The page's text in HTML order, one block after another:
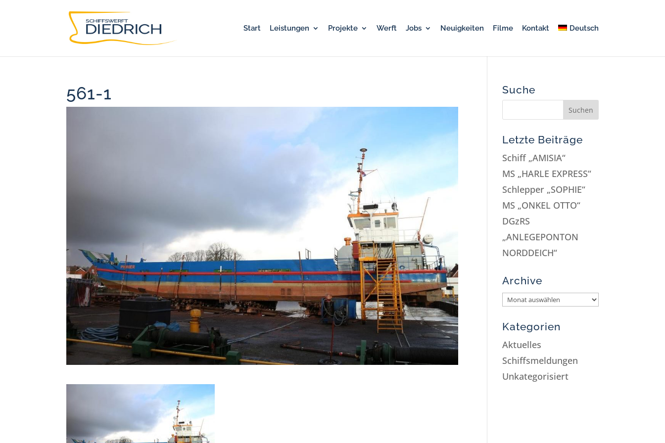
Start Leistungen Projekte Werft Jobs Neuigkeiten Filme Kontakt Deutsch
561-1 Suche
Letzte Beiträge
Schiff „AMISIA“
MS „HARLE EXPRESS“
Schlepper „SOPHIE“
MS „ONKEL OTTO“
DGzRS
„ANLEGEPONTON
NORDDEICH“
Archive
Kategorien
Aktuelles
Schiffsmeldungen
Unkategorisiert